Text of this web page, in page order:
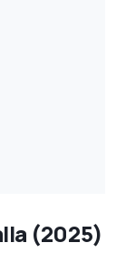
(2025)